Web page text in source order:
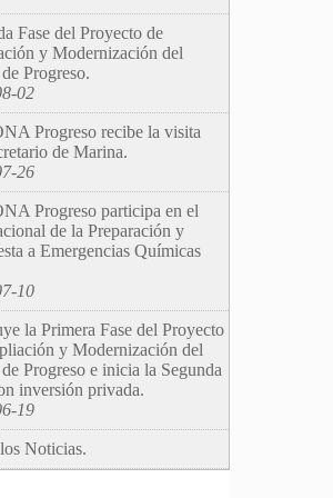
Fase del Proyecto de
y Modernización del
Progreso.
02
Progreso recibe la visita
de Marina.
26
Progreso participa en el
de la Preparación y
a Emergencias Químicas
10
la Primera Fase del Proyecto
y Modernización del
Progreso e inicia la Segunda
inversión privada.
19
Noticias.